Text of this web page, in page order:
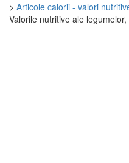
> Articole calorii - valori
Valorile nutritive ale